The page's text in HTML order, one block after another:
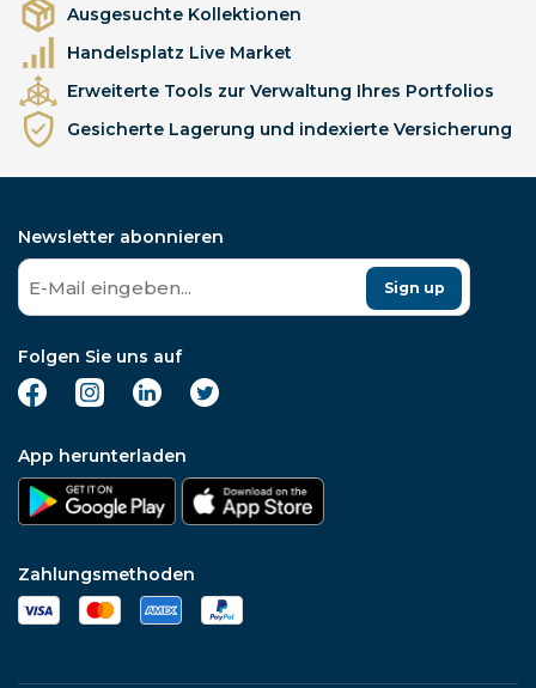
Ausgesuchte Kollektionen
Handelsplatz Live Market
Erweiterte Tools zur Verwaltung Ihres Portfolios
Gesicherte Lagerung und indexierte Versicherung
Newsletter abonnieren
Sign up
Folgen Sie uns auf
App herunterladen
Zahlungsmethoden